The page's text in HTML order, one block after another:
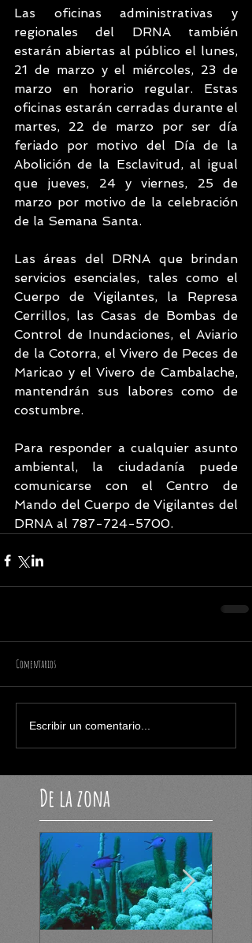
Las oficinas administrativas y
regionales del DRNA también
estarán abiertas al público el lunes,
21 de marzo y el miércoles, 23 de
marzo en horario regular. Estas
oficinas estarán cerradas durante el
martes, 22 de marzo por ser día
feriado por motivo del Día de la
Abolición de la Esclavitud, al igual
que jueves, 24 y viernes, 25 de
marzo por motivo de la celebración
de la Semana Santa.
Las áreas del DRNA que brindan
servicios esenciales, tales como el
Cuerpo de Vigilantes, la Represa
Cerrillos, las Casas de Bombas de
Control de Inundaciones, el Aviario
de la Cotorra, el Vivero de Peces de
Maricao y el Vivero de Cambalache,
mantendrán sus labores como de
costumbre.
Para responder a cualquier asunto
ambiental, la ciudadanía puede
comunicarse con el Centro de
Mando del Cuerpo de Vigilantes del
DRNA al 787-724-5700.
Comentarios
Escribir un comentario...
De la zona